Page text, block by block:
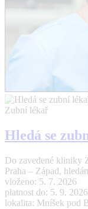
Zubní lékař
Hledá se
Do zavedené kliniky
Praha – Západ,
vloženo: 5. 7. 2026
platnost do: 5. 9. 2026
lokalita: Mníšek pod